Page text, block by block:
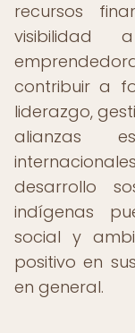
recursos
visibilidad
contribuir a
liderazgo,
alianzas
desarrollo
indígenas
social y
positivo en
en general.